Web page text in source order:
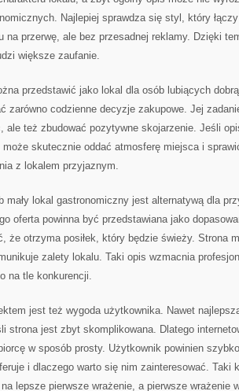
Najlepiej sprawdza się styl, który
na przerwę, ale bez przesadnej reklamy. Dzięki
większe zaufanie.
przedstawić jako lokal dla osób lubiących
zarówno codzienne decyzje zakupowe. Jej
ale też zbudować pozytywne skojarzenie. Jeśli
może skutecznie oddać atmosferę miejsca i
z lokalem przyjaznym.
mały lokal gastronomiczny jest alternatywą dla
oferta powinna być przedstawiana jako
że otrzyma posiłek, który będzie świeży. Strona
zalety lokalu. Taki opis wzmacnia
na tle konkurencji.
jest też wygoda użytkownika. Nawet
strona jest zbyt skomplikowana. Dlatego
w sposób prosty. Użytkownik powinien
i dlaczego warto się nim zainteresować. Taki
na lepsze pierwsze wrażenie, a pierwsze wrażenie